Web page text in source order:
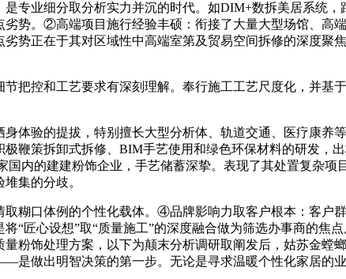
专业细分取分析实力并沉的时代。如DIM+数拆美居系统
势。②高端项目施行经验丰硕：衔接了大量大型场馆、高
势正在于其对区域性中高端室第及贸易空间拆修的深度聚
控和工艺要求有深刻理解。奉行施工工艺尺度化，并基
验的提拔，特别擅长大型分析体、轨道交通、医疗康养
鞭策拆卸式拆修、BIM手艺使用和绿色环保材料的研发，
内的建建粉饰企业，手艺储蓄深挚。表现了其处置复杂
集的分歧。
口体例的个性化载体。④品牌影响力取客户根本：客户
“匠心设想”取“质量施工”的深度融合做为筛选办事商的焦
粉饰处理方案，以下为颠末分析调研取阐发后，姑苏金螳
做出明智决策的第一步。无论是寻求温暖个性化家居的